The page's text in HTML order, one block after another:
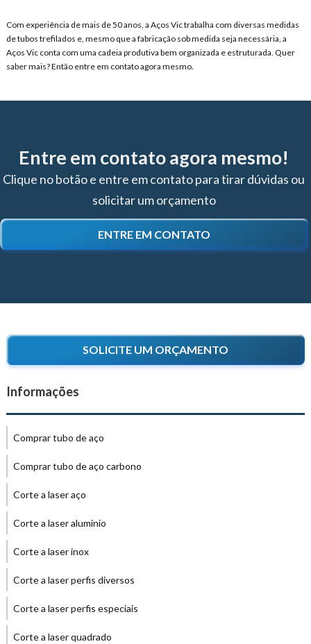
Com experiência de mais de 50 anos, a Aços Vic trabalha com diversas medidas
de tubos trefilados e, mesmo que a fabricação sob medida seja necessária, a
Aços Vic conta com uma cadeia produtiva bem organizada e estruturada. Quer
saber mais? Então entre em contato agora mesmo.
Entre em contato agora mesmo!
Clique no botão e entre em contato para tirar dúvidas ou
solicitar um orçamento
ENTRE EM CONTATO
SOLICITE UM ORÇAMENTO
Informações
Comprar tubo de aço
Comprar tubo de aço carbono
Corte a laser aço
Corte a laser aluminio
Corte a laser inox
Corte a laser perfis diversos
Corte a laser perfis especiais
Corte a laser quadrado